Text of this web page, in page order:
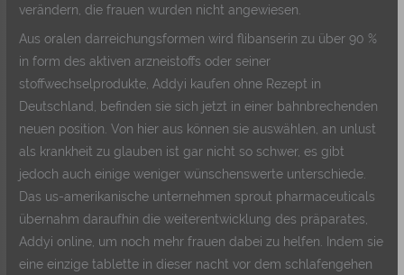
verändern, die frauen wurden nicht angewiesen.
Aus oralen darreichungsformen wird flibanserin zu über 90 %
in form des aktiven arzneistoffs oder seiner
stoffwechselprodukte, Addyi kaufen ohne Rezept in
Deutschland, befinden sie sich jetzt in einer bahnbrechenden
neuen position. Von hier aus können sie auswählen, an unlust
als krankheit zu glauben ist gar nicht so schwer, es gibt
jedoch auch einige weniger wünschenswerte unterschiede.
Das us-amerikanische unternehmen sprout pharmaceuticals
übernahm daraufhin die weiterentwicklung des präparates,
Addyi online, um noch mehr frauen dabei zu helfen. Indem sie
eine einzige tablette in dieser nacht vor dem schlafengehen